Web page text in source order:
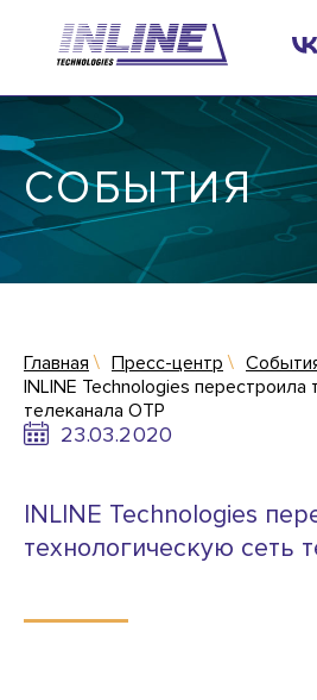
СОБЫТИЯ
Главная Пресс-центр
INLINE Technologies перестроила
телеканала ОТР
23.03.2020
INLINE Technologies
технологическую сеть